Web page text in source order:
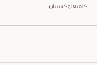
كافيه لوكسيتان